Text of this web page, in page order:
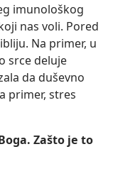
imunološkog
nas voli. Pored
Na primer, u
srce deluje
da duševno
primer, stres
Zašto je to